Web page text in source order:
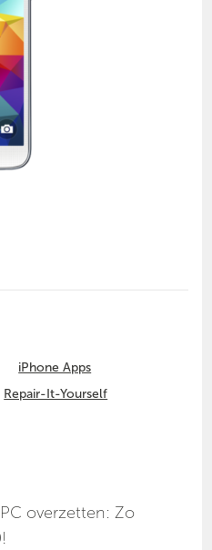
iPhone Apps
Repair-It-Yourself
overzetten: Zo